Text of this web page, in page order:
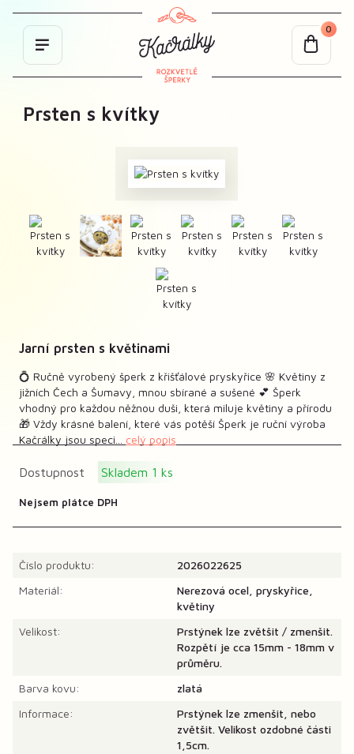
0
Prsten s kvítky
Jarní prsten s květinami
💍 Ručně vyrobený šperk z křišťálové pryskyřice 🌸 Květiny z
jižních Čech a Šumavy, mnou sbírané a sušené 💕 Šperk
vhodný pro každou něžnou duši, která miluje květiny a přírodu
🎁 Vždy krásné balení, které vás potěší Šperk je ruční výroba
Kačrálky jsou speci... celý popis
Dostupnost Skladem 1 ks
Nejsem plátce DPH
Číslo produktu:
2026022625
Materiál:
Nerezová ocel, pryskyřice,
květiny
Velikost:
Prstýnek lze zvětšit / zmenšit.
Rozpětí je cca 15mm - 18mm v
průměru.
Barva kovu:
zlatá
Informace:
Prstýnek lze zmenšit, nebo
zvětšit. Velikost ozdobné části
1,5cm.